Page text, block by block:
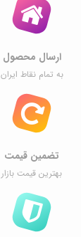
ارسال محصول
به تمام نقاط ایران
تضمین قیمت
بهترین قیمت بازار